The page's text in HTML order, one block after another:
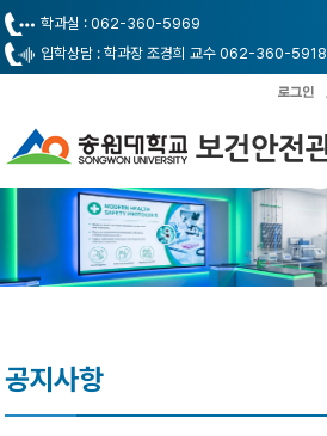
학과실 : 062-360-5969
입학상담 : 학과장 조경희 교수 062-360-5918
공지사항